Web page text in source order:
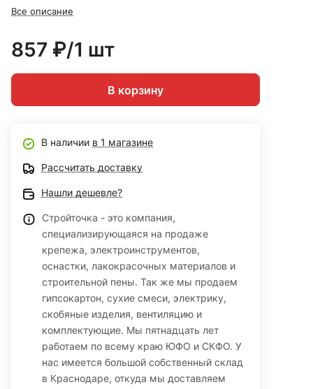
Все описание
857 ₽/1 шт
В корзину
В наличии в 1 магазине
Рассчитать доставку
Нашли дешевле?
Стройточка - это компания,
специализирующаяся на продаже
крепежа, электроинструментов,
оснастки, лакокрасочных материалов и
строительной пены. Так же мы продаем
гипсокартон, сухие смеси, электрику,
скобяные изделия, вентиляцию и
комплектующие. Мы пятнадцать лет
работаем по всему краю ЮФО и СКФО. У
нас имеется большой собственный склад
в Краснодаре, откуда мы доставляем